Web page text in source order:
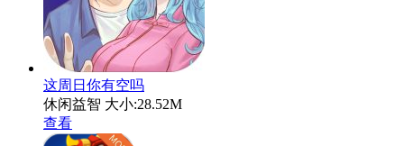
这周日你有空吗
休闲益智 大小:28.52M
查看